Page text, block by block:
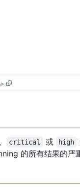
critical 或 high
的所有结果的严